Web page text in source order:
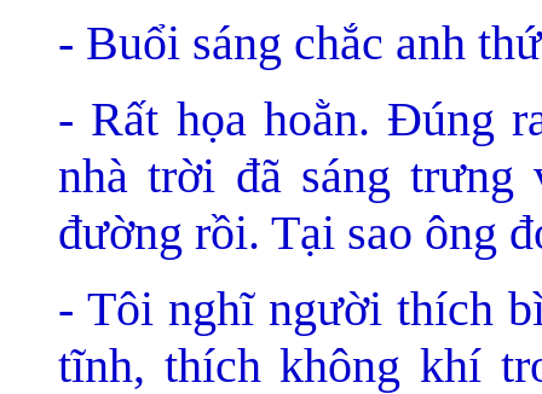
- Buổi sáng chắc anh
- Rất họa hoằn. Đúng
nhà trời đã sáng
đường rồi. Tại sao ông
- Tôi nghĩ người thích
tĩnh, thích không khí